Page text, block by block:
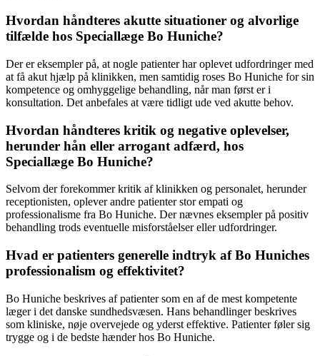
Hvordan håndteres akutte situationer og alvorlige
tilfælde hos Speciallæge Bo Huniche?
Der er eksempler på, at nogle patienter har oplevet udfordringer med
at få akut hjælp på klinikken, men samtidig roses Bo Huniche for sin
kompetence og omhyggelige behandling, når man først er i
konsultation. Det anbefales at være tidligt ude ved akutte behov.
Hvordan håndteres kritik og negative oplevelser,
herunder hån eller arrogant adfærd, hos
Speciallæge Bo Huniche?
Selvom der forekommer kritik af klinikken og personalet, herunder
receptionisten, oplever andre patienter stor empati og
professionalisme fra Bo Huniche. Der nævnes eksempler på positiv
behandling trods eventuelle misforståelser eller udfordringer.
Hvad er patienters generelle indtryk af Bo Huniches
professionalism og effektivitet?
Bo Huniche beskrives af patienter som en af de mest kompetente
læger i det danske sundhedsvæsen. Hans behandlinger beskrives
som kliniske, nøje overvejede og yderst effektive. Patienter føler sig
trygge og i de bedste hænder hos Bo Huniche.